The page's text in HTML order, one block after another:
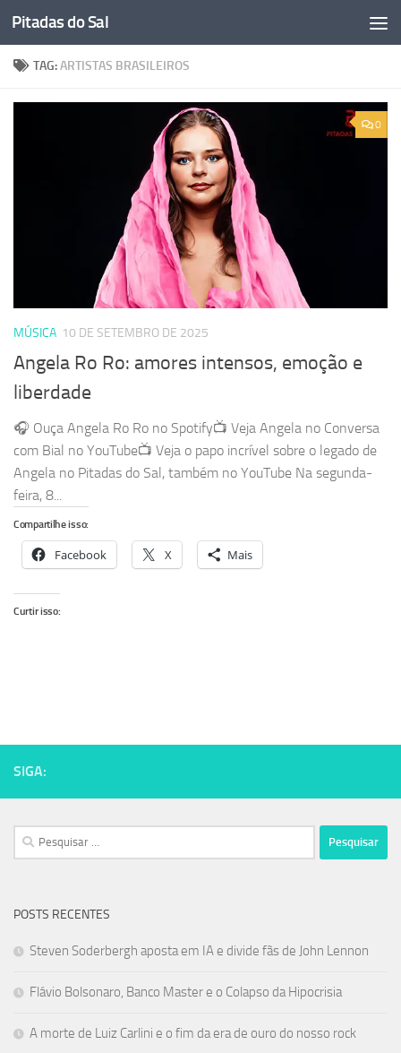
Skip to content
Pitadas do Sal
TAG:ARTISTAS BRASILEIROS
0
MÚSICA 10 DE SETEMBRO DE 2025
Angela Ro Ro: amores intensos, emoção e
liberdade
🎧 Ouça Angela Ro Ro no Spotify📺 Veja Angela no Conversa
com Bial no YouTube📺 Veja o papo incrível sobre o legado de
Angela no Pitadas do Sal, também no YouTube Na segunda-
feira, 8...
Compartilhe isso:
Facebook X Mais
Curtir isso:
SIGA:
Pesquisar
por:
POSTS RECENTES
Steven Soderbergh aposta em IA e divide fãs de John Lennon
Flávio Bolsonaro, Banco Master e o Colapso da Hipocrisia
A morte de Luiz Carlini e o fim da era de ouro do nosso rock